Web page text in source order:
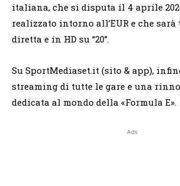
italiana, che si disputa il 4 aprile
realizzato intorno all’EUR e che sarà
diretta e in HD su “20”.
Su SportMediaset.it (sito & app),
streaming di tutte le gare e una
dedicata al mondo della «Formula E».
Ads